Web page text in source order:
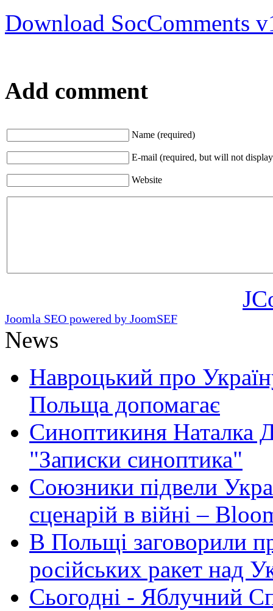
Download SocComments
Add comment
Name (required)
E-mail (required, but will not
Website
Joomla SEO powered by JoomSEF
News
Навроцький про
Польща допомагає
Синоптикиня Наталка
"Записки синоптика"
Союзники підвели
сценарій в війні –
В Польщі заговорили
російських ракет над
Сьогодні - Яблучний